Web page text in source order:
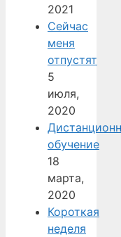
2021
Сейчас
меня
отпустят
5
июля,
2020
обучение
18
марта,
2020
Короткая
неделя